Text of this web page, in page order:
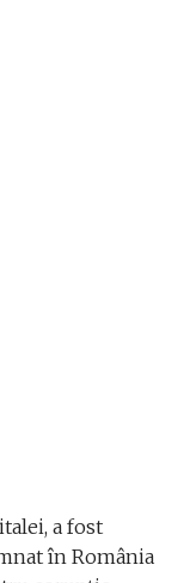
a fost
în România